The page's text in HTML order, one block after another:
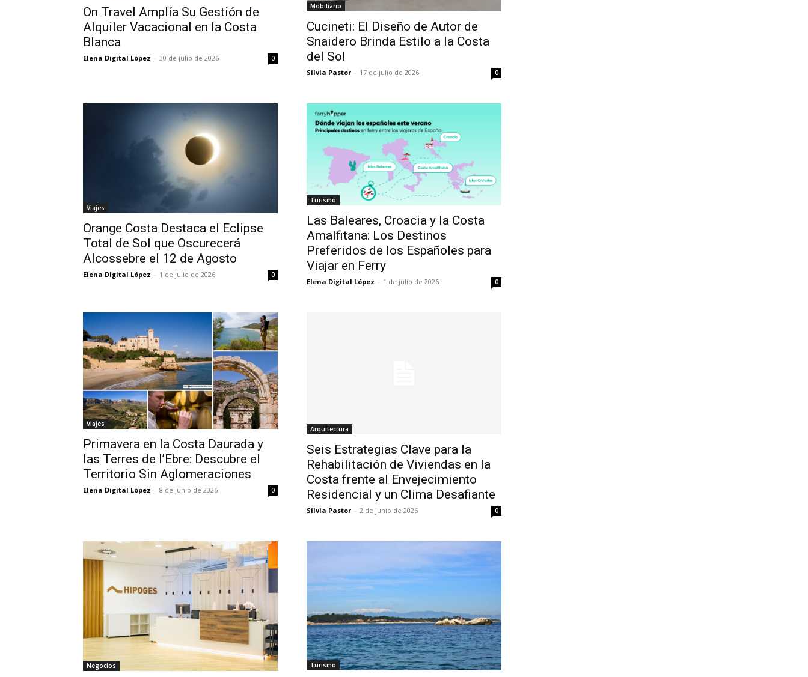
On Travel Amplía Su Gestión de
Alquiler Vacacional en la Costa
Blanca
Elena Digital López - 30 de julio de 2026 0
Mobiliario
Cucineti: El Diseño de Autor de
Snaidero Brinda Estilo a la Costa
del Sol
Silvia Pastor - 17 de julio de 2026 0
Viajes
Orange Costa Destaca el Eclipse
Total de Sol que Oscurecerá
Alcossebre el 12 de Agosto
Elena Digital López - 1 de julio de 2026 0
Turismo
Las Baleares, Croacia y la Costa
Amalfitana: Los Destinos
Preferidos de los Españoles para
Viajar en Ferry
Elena Digital López - 1 de julio de 2026 0
Viajes
Primavera en la Costa Daurada y
las Terres de l’Ebre: Descubre el
Territorio Sin Aglomeraciones
Elena Digital López - 8 de junio de 2026 0
Arquitectura
Seis Estrategias Clave para la
Rehabilitación de Viviendas en la
Costa frente al Envejecimiento
Residencial y un Clima Desafiante
Silvia Pastor - 2 de junio de 2026 0
Negocios Turismo